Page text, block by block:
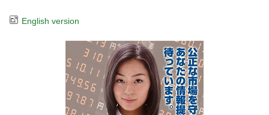
English version